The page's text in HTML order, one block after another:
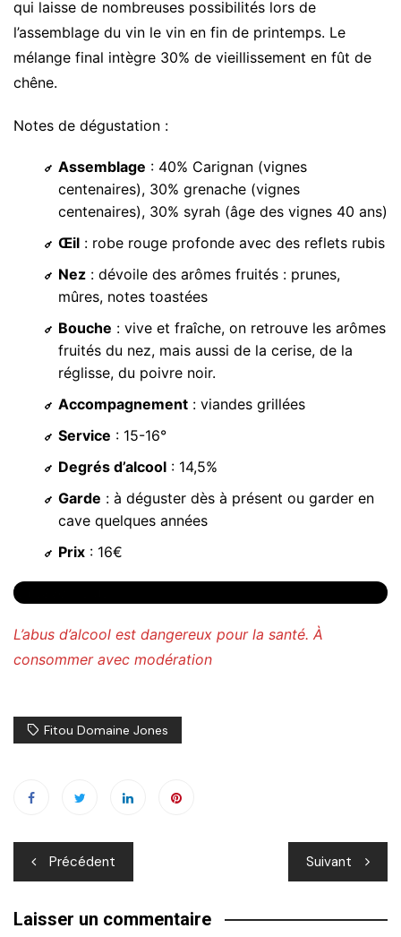
qui laisse de nombreuses possibilités lors de
l’assemblage du vin le vin en fin de printemps. Le
mélange final intègre 30% de vieillissement en fût de
chêne.
Notes de dégustation :
Assemblage : 40% Carignan (vignes
centenaires), 30% grenache (vignes
centenaires), 30% syrah (âge des vignes 40 ans)
Œil : robe rouge profonde avec des reflets rubis
Nez : dévoile des arômes fruités : prunes,
mûres, notes toastées
Bouche : vive et fraîche, on retrouve les arômes
fruités du nez, mais aussi de la cerise, de la
réglisse, du poivre noir.
Accompagnement : viandes grillées
Service : 15-16°
Degrés d’alcool : 14,5%
Garde : à déguster dès à présent ou garder en
cave quelques années
Prix : 16€
En savoir plus
L’abus d’alcool est dangereux pour la santé. À
consommer avec modération
Fitou Domaine Jones
Navigation
de
l’article
Précédent Suivant
Laisser un commentaire